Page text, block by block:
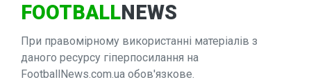
FOOTBALLNEWS
При правомірному використанні матеріалів з
даного ресурсу гіперпосилання на
FootballNews.com.ua обов'язкове.